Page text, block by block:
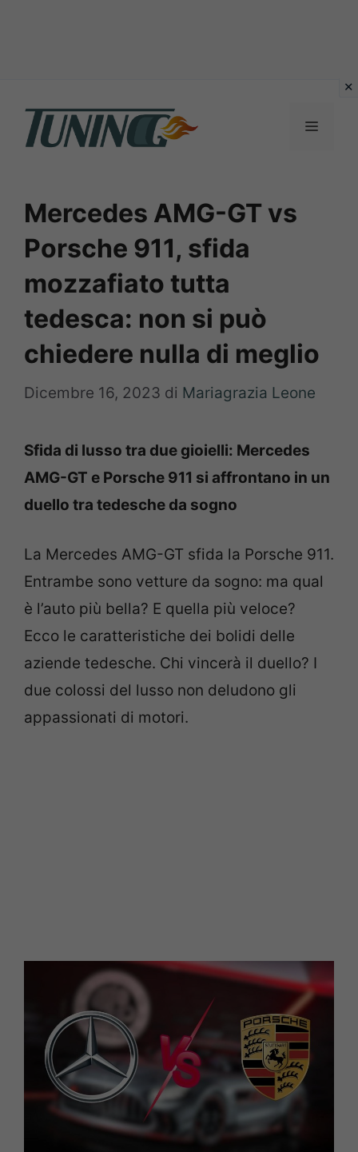
contenuto
Menu
Mercedes AMG-GT vs
Porsche 911, sfida
mozzafiato tutta
tedesca: non si può
chiedere nulla di meglio
Dicembre 16, 2023 di Mariagrazia Leone
Sfida di lusso tra due gioielli: Mercedes
AMG-GT e Porsche 911 si affrontano in un
duello tra tedesche da sogno
La Mercedes AMG-GT sfida la Porsche 911.
Entrambe sono vetture da sogno: ma qual
è l’auto più bella? E quella più veloce?
Ecco le caratteristiche dei bolidi delle
aziende tedesche. Chi vincerà il duello? I
due colossi del lusso non deludono gli
appassionati di motori.